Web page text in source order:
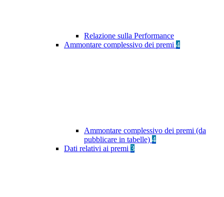
Relazione sulla Performance
Ammontare complessivo dei premi 4
Ammontare complessivo dei premi (da
pubblicare in tabelle) 4
Dati relativi ai premi 3